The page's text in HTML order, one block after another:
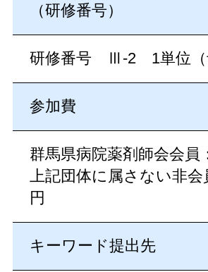
（研修番号）
研修番号 Ⅲ-2 1単位（
参加費
群馬県病院薬剤師会会員
上記団体に属さない非会
円
キーワード提出先